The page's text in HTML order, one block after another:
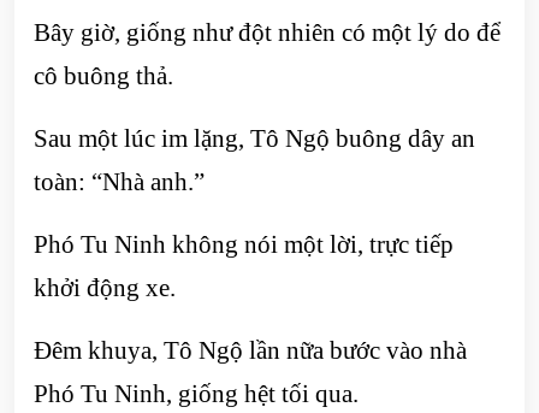
Bây giờ, giống như đột nhiên có một lý do để
cô buông thả.
Sau một lúc im lặng, Tô Ngộ buông dây an
toàn: “Nhà anh.”
Phó Tu Ninh không nói một lời, trực tiếp
khởi động xe.
Đêm khuya, Tô Ngộ lần nữa bước vào nhà
Phó Tu Ninh, giống hệt tối qua.